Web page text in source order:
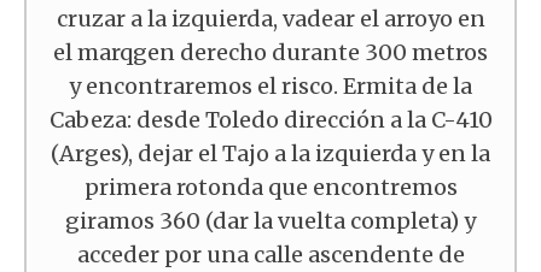
cruzar a la izquierda, vadear el arroyo en
el marqgen derecho durante 300 metros
y encontraremos el risco. Ermita de la
Cabeza: desde Toledo dirección a la C-410
(Arges), dejar el Tajo a la izquierda y en la
primera rotonda que encontremos
giramos 360 (dar la vuelta completa) y
acceder por una calle ascendente de